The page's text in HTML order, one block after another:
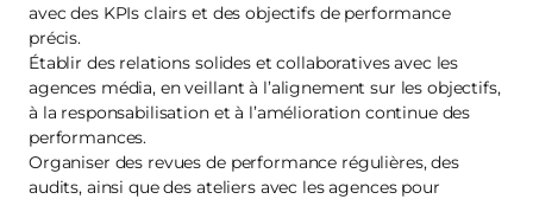
avec des KPIs clairs et des objectifs de performance
précis.
Établir des relations solides et collaboratives avec les
agences média, en veillant à l’alignement sur les objectifs,
à la responsabilisation et à l’amélioration continue des
performances.
Organiser des revues de performance régulières, des
audits, ainsi que des ateliers avec les agences pour